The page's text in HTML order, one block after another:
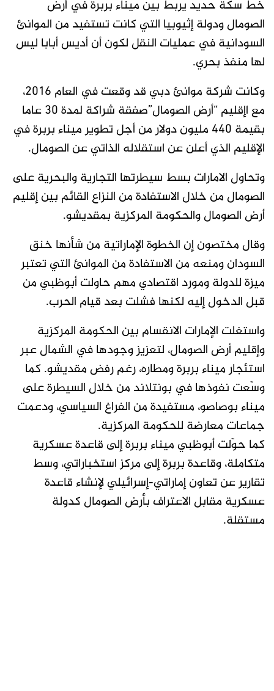
خط سكة حديد يربط بين ميناء بربرة في أرض
الصومال ودولة إثيوبيا التي كانت تستفيد من الموانئ
السودانية في عمليات النقل لكون أن أديس أبابا ليس
لها منفذ بحري.
وكانت شركة موانئ دبي قد وقعت في العام 2016،
مع اإقليم “أرض الصومال”صفقة شراكة لمدة 30 عاما
بقيمة 440 مليون دولار من أجل تطوير ميناء بربرة في
الإقليم الذي أعلن عن استقلاله الذاتي عن الصومال.
وتحاول الامارات بسط سيطرتها التجارية والبحرية على
الصومال من خلال الاستفادة من النزاع القائم بين إقليم
أرض الصومال والحكومة المركزية بمقديشو.
وقال مختصون إن الخطوة الإماراتية من شأنها خنق
السودان ومنعه من الاستفادة من الموانئ التي تعتبر
ميزة للدولة ومورد اقتصادي مهم حاولت أبوظبي من
قبل الدخول إليه لكنها فشلت بعد قيام الحرب.
واستغلت الإمارات الانقسام بين الحكومة المركزية
وإقليم أرض الصومال، لتعزيز وجودها في الشمال عبر
استئجار ميناء بربرة ومطاره، رغم رفض مقديشو. كما
وسّعت نفوذها في بونتلاند من خلال السيطرة على
ميناء بوصاصو، مستفيدة من الفراغ السياسي، ودعمت
جماعات معارضة للحكومة المركزية.
كما حوّلت أبوظبي ميناء بربرة إلى قاعدة عسكرية
متكاملة، وقاعدة بربرة إلى مركز استخباراتي، وسط
تقارير عن تعاون إماراتي-إسرائيلي لإنشاء قاعدة
عسكرية مقابل الاعتراف بأرض الصومال كدولة
مستقلة.